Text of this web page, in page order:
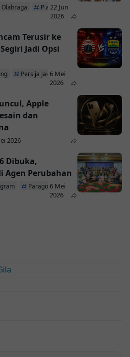
Olahraga Piala Dunia 2026
22 Jun
2026
Terusir ke
Jadi Opsi
Persija Jakarta
6 Mei
2026
Apple
dan
2026
Dibuka,
Agen Perubahan
ParagonCorp
6 Mei
2026